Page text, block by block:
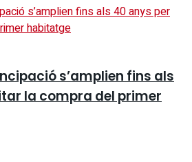
s’amplien fins als
la compra del primer